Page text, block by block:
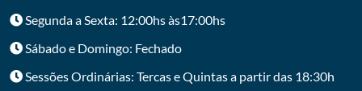
Segunda a Sexta: 12:00hs às17:00hs
Sábado e Domingo: Fechado
Sessões Ordinárias: Tercas e Quintas a partir das 18:30h